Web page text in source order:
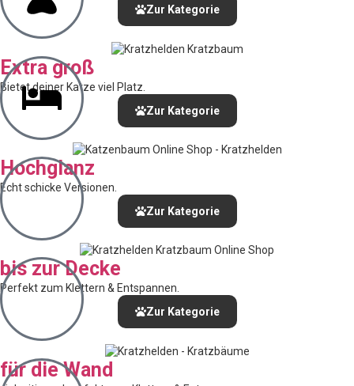
Zur Kategorie
Extra groß
Bietet deiner Katze viel Platz.
Zur Kategorie
Hochglanz
Echt schicke Versionen.
Zur Kategorie
bis zur Decke
Perfekt zum Klettern & Entspannen.
Zur Kategorie
für die Wand